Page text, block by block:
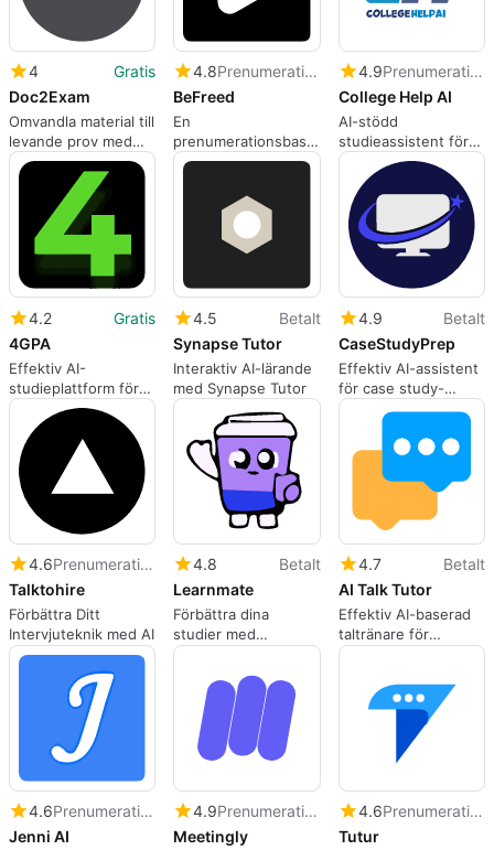
4
Gratis
Doc2Exam
Omvandla material till
levande prov med
Doc2Exam
4.8
Prenumeration
BeFreed
En
prenumerationsbaserad
app för webbappar,
4.9
Prenumeration
College Help AI
AI-stödd
studieassistent för
studenter
4.2
Gratis
4GPA
Effektiv AI-
studieplattform för
studenter
4.5
Betalt
Synapse Tutor
Interaktiv AI-lärande
med Synapse Tutor
4.9
Betalt
CaseStudyPrep
Effektiv AI-assistent
för case study-
intervjuer
4.6
Prenumeration
Talktohire
Förbättra Ditt
Intervjuteknik med AI
4.8
Betalt
Learnmate
Förbättra dina
studier med
LearnMate
4.7
Betalt
AI Talk Tutor
Effektiv AI-baserad
taltränare för
språkinlärning
4.6
Prenumeration
Jenni AI
4.9
Prenumeration
Meetingly
4.6
Prenumeration
Tutur